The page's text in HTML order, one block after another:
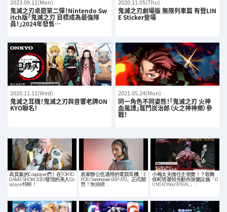
2023.09.11(Mon)
鬼滅之刃桌遊第二彈！Nintendo Sw
itch版「鬼滅之刃 目標成為最強隊
員！」2024年發售…
2020.11.05(Thu)
鬼滅之刃劇場版 無限列車篇 有聲LIN
E Sticker登場
2020.11.11(Wed)
鬼滅之耳機！鬼滅之刃與音響老牌ON
KYO聯名！
2021.05.24(Mon)
同一角色不同姿態！「鬼滅之刃 火神
血風譚」竈門炭治郎（火之神神樂）參
戰！
高質素的Cosplayer們！在TOKYO
GAME SHOW 2022發現的美人Co
splayer特輯！
居家辦公也適用的電競耳機「E
POS | Sennheiser GSP 370」正式開
賣！無線續…
小梅太夫擔任主視覺！？歌舞
伎町塔最領先動作游樂設施「D
UNGEON∞SPIRAL」…